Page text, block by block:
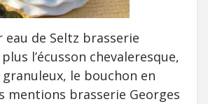
de Seltz brasserie
l’écusson chevaleresque,
le bouchon en
mentions brasserie Georges